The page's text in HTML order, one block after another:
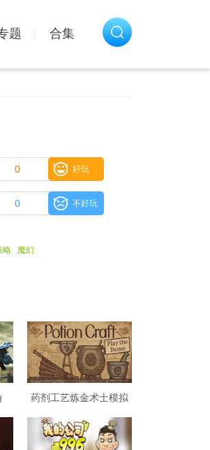
题 合集
好玩
0
不好玩
0
略 魔幻
药剂工艺炼金术士模拟